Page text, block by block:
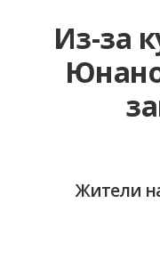
Из-за
Жители